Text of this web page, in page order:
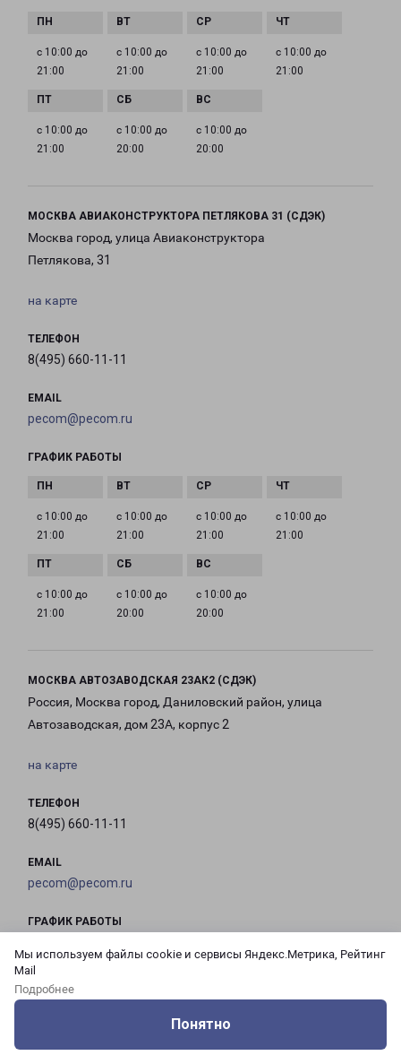
Мы используем файлы cookie и сервисы Яндекс.Метрика, Рейтинг
Mail
Подробнее
Понятно
с 10:00 до
21:00
с 10:00 до
21:00
с 10:00 до
21:00
с 10:00 до
21:00
с 10:00 до
21:00
с 10:00 до
20:00
с 10:00 до
20:00
МОСКВА АВИАКОНСТРУКТОРА ПЕТЛЯКОВА 31 (СДЭК)
Москва город, улица Авиаконструктора
Петлякова, 31
на карте
ТЕЛЕФОН
8(495) 660-11-11
EMAIL
pecom@pecom.ru
ГРАФИК РАБОТЫ
с 10:00 до
21:00
с 10:00 до
21:00
с 10:00 до
21:00
с 10:00 до
21:00
с 10:00 до
21:00
с 10:00 до
20:00
с 10:00 до
20:00
МОСКВА АВТОЗАВОДСКАЯ 23АК2 (СДЭК)
Россия, Москва город, Даниловский район, улица
Автозаводская, дом 23А, корпус 2
на карте
ТЕЛЕФОН
8(495) 660-11-11
EMAIL
pecom@pecom.ru
ГРАФИК РАБОТЫ
21:00
21:00
21:00
21:00